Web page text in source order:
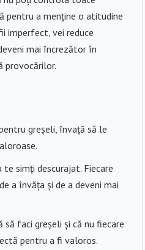
pentru a menține o atitudine
imperfect, vei reduce
mai încrezător în
provocărilor.
greșeli, învață să le
simți descurajat. Fiecare
a învăța și de a deveni mai
faci greșeli și că nu fiecare
pentru a fi valoros.